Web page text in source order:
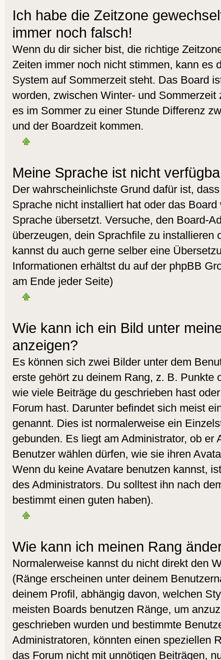
Ich habe die Zeitzone
immer noch falsch!
Wenn du dir sicher bist, die richtige
Zeiten immer noch nicht stimmen, kann es
System auf Sommerzeit steht. Das Board
worden, zwischen Winter- und Sommerzeit
es im Sommer zu einer Stunde Differenz
und der Boardzeit kommen.
Meine Sprache ist nicht
Der wahrscheinlichste Grund dafür ist,
Sprache nicht installiert hat oder das
Sprache übersetzt. Versuche, den Board-
überzeugen, dein Sprachfile zu installieren
kannst du auch gerne selber eine
Informationen erhältst du auf der phpBB
am Ende jeder Seite)
Wie kann ich ein Bild unter
anzeigen?
Es können sich zwei Bilder unter dem
erste gehört zu deinem Rang, z. B. Punkte
wie viele Beiträge du geschrieben hast
Forum hast. Darunter befindet sich meist
genannt. Dies ist normalerweise ein
gebunden. Es liegt am Administrator, ob er
Benutzer wählen dürfen, wie sie ihren
Wenn du keine Avatare benutzen kannst,
des Administrators. Du solltest ihn nach
bestimmt einen guten haben).
Wie kann ich meinen Rang
Normalerweise kannst du nicht direkt den
(Ränge erscheinen unter deinem
deinem Profil, abhängig davon, welchen
meisten Boards benutzen Ränge, um
geschrieben wurden und bestimmte
Administratoren, könnten einen speziellen
das Forum nicht mit unnötigen Beiträgen,